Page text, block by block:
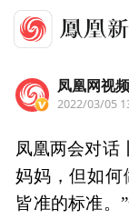
凤凰网视频
2022/03/05
凤凰两会对话
妈妈，但如何
皆准的标准。